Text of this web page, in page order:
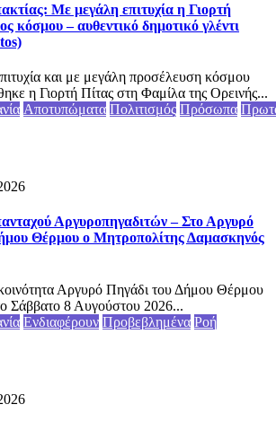
Με μεγάλη επιτυχία η Γιορτή
κόσμου – αυθεντικό δημοτικό γλέντι
και με μεγάλη προσέλευση κόσμου
η Γιορτή Πίτας στη Φαμίλα της Ορεινής...
Αποτυπώματα Πολιτισμός Πρόσωπα
Αργυροπηγαδιτών – Στο Αργυρό
Θέρμου ο Μητροπολίτης Δαμασκηνός
Αργυρό Πηγάδι του Δήμου Θέρμου
Σάββατο 8 Αυγούστου 2026...
Ενδιαφέρουν Προβεβλημένα Ροή